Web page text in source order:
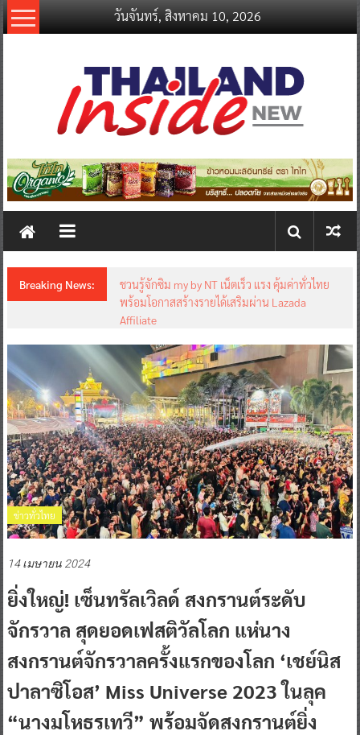
Skip
to
วันจันทร์, สิงหาคม 10, 2026
thailandinsidenew.com
Thailand
New
Breaking News:
ชวนรู้จักซิม my by NT เน็ตเร็ว แรง คุ้มค่าทั่วไทย
พร้อมโอกาสสร้างรายได้เสริมผ่าน Lazada
Affiliate
ข่าวทั่วไทย
14 เมษายน 2024
ยิ่งใหญ่! เซ็นทรัลเวิลด์ สงกรานต์ระดับ
จักรวาล สุดยอดเฟสติวัลโลก แห่นาง
สงกรานต์จักรวาลครั้งแรกของโลก ‘เชย์นิส
ปาลาซิโอส’ Miss Universe 2023 ในลุค
“นางมโหธรเทวี” พร้อมจัดสงกรานต์ยิ่ง